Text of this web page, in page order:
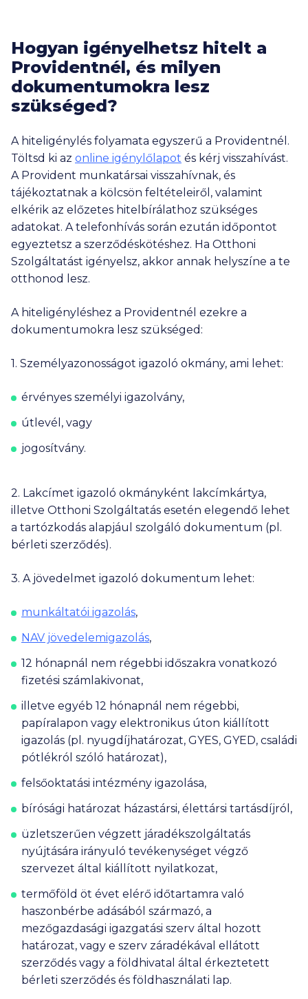
Hogyan igényelhetsz hitelt a
Providentnél, és milyen
dokumentumokra lesz
szükséged?
A hiteligénylés folyamata egyszerű a Providentnél.
Töltsd ki az online igénylőlapot és kérj visszahívást.
A Provident munkatársai visszahívnak, és
tájékoztatnak a kölcsön feltételeiről, valamint
elkérik az előzetes hitelbírálathoz szükséges
adatokat. A telefonhívás során ezután időpontot
egyeztetsz a szerződéskötéshez. Ha Otthoni
Szolgáltatást igényelsz, akkor annak helyszíne a te
otthonod lesz.
A hiteligényléshez a Providentnél ezekre a
dokumentumokra lesz szükséged:
1. Személyazonosságot igazoló okmány, ami lehet:
érvényes személyi igazolvány,
útlevél, vagy
jogosítvány.
2. Lakcímet igazoló okmányként lakcímkártya,
illetve Otthoni Szolgáltatás esetén elegendő lehet
a tartózkodás alapjául szolgáló dokumentum (pl.
bérleti szerződés).
3. A jövedelmet igazoló dokumentum lehet:
munkáltatói igazolás,
NAV jövedelemigazolás,
12 hónapnál nem régebbi időszakra vonatkozó
fizetési számlakivonat,
illetve egyéb 12 hónapnál nem régebbi,
papíralapon vagy elektronikus úton kiállított
igazolás (pl. nyugdíjhatározat, GYES, GYED, családi
pótlékról szóló határozat),
felsőoktatási intézmény igazolása,
bírósági határozat házastársi, élettársi tartásdíjról,
üzletszerűen végzett járadékszolgáltatás
nyújtására irányuló tevékenységet végző
szervezet által kiállított nyilatkozat,
termőföld öt évet elérő időtartamra való
haszonbérbe adásából származó, a
mezőgazdasági igazgatási szerv által hozott
határozat, vagy e szerv záradékával ellátott
szerződés vagy a földhivatal által érkeztetett
bérleti szerződés és földhasználati lap.